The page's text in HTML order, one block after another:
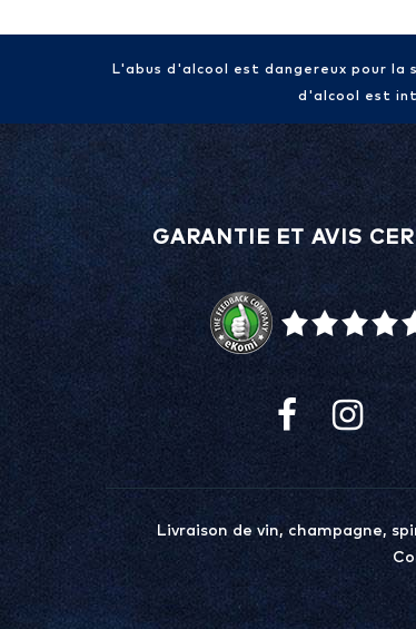
L'abus d'alcool est dangereux pour la
d'alcool est
GARANTIE ET AVIS
Livraison de vin, champagne,